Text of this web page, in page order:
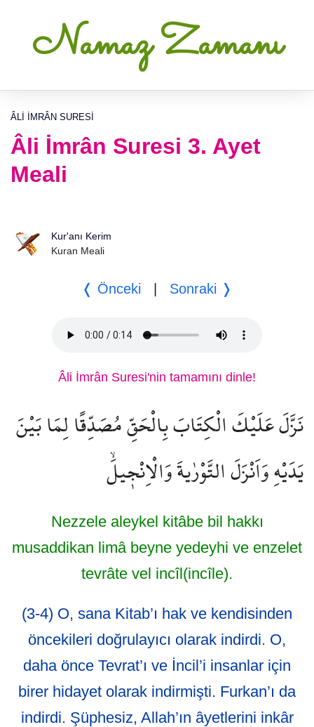
Namaz Zamanı
ÂLI İMRÂN SURESI
Âli İmrân Suresi 3. Ayet
Meali
Kur'anı Kerim
Kuran Meali
❬ Önceki Sonraki ❭
Âli İmrân Suresi'nin tamamını dinle!
نَزَّلَ عَلَيْكَ الْكِتَابَ بِالْحَقِّ مُصَدِّقًا لِمَا بَيْنَ
يَدَيْهِ وَاَنْزَلَ التَّوْرٰيةَ وَالْاِنْج۪يلَۙ
Nezzele aleykel kitâbe bil hakkı
musaddikan limâ beyne yedeyhi ve enzelet
tevrâte vel incîl(incîle).
(3-4) O, sana Kitab’ı hak ve kendisinden
öncekileri doğrulayıcı olarak indirdi. O,
daha önce Tevrat’ı ve İncil’i insanlar için
birer hidayet olarak indirmişti. Furkan’ı da
indirdi. Şüphesiz, Allah’ın âyetlerini inkâr